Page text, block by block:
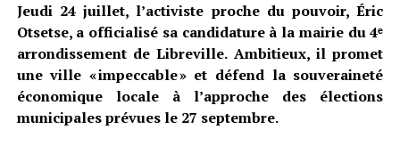
Jeudi 24 juillet, l’activiste proche du pouvoir, Éric
Otsetse, a officialisé sa candidature à la mairie du 4ᵉ
arrondissement de Libreville. Ambitieux, il promet
une ville « impeccable » et défend la souveraineté
économique locale à l’approche des élections
municipales prévues le 27 septembre.